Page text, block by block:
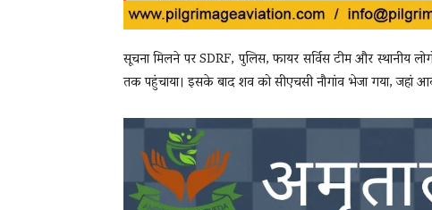
सूचना मिलने पर SDRF, पुलिस, फायर सर्विस टीम और
तक पहुंचाया। इसके बाद शव को सीएचसी नौगांव भेजा गया, जहां